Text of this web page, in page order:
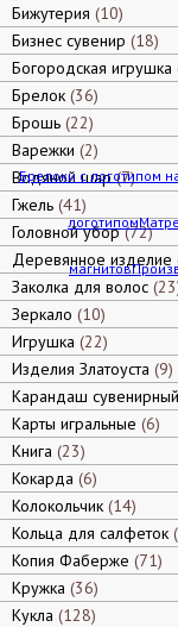
Брелоки с логотипом
логотипом
магнитов
Бижутерия 10
Бизнес сувенир 18
Богородская игрушка
Брелок 36
Брошь 22
Варежки 2
Водяной шар 7
Гжель 41
Головной убор 72
Деревянное изделие
Заколка для волос 23
Зеркало 10
Игрушка 22
Изделия Златоуста 9
Карандаш сувенирный
Карты игральные 6
Книга 23
Кокарда 6
Колокольчик 14
Кольца для салфеток
Копия Фаберже 71
Кружка 36
Кукла 128